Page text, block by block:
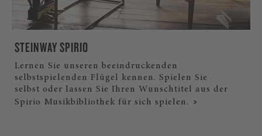
STEINWAY SPIRIO
Lernen Sie unseren beeindruckenden
selbstspielenden Flügel kennen. Spielen Sie
selbst oder lassen Sie Ihren Wunschtitel aus der
Spirio Musikbibliothek für sich spielen.